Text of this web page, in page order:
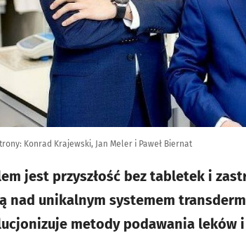
Konrad Krajewski, Jan Meler i Paweł Biernat
jest przyszłość bez tabletek i
nad unikalnym systemem
metody podawania leków